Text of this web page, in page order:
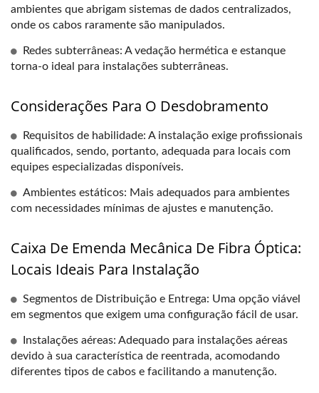
ambientes que abrigam sistemas de dados centralizados,
onde os cabos raramente são manipulados.
Redes subterrâneas: A vedação hermética e estanque
torna-o ideal para instalações subterrâneas.
Considerações Para O Desdobramento
Requisitos de habilidade: A instalação exige profissionais
qualificados, sendo, portanto, adequada para locais com
equipes especializadas disponíveis.
Ambientes estáticos: Mais adequados para ambientes
com necessidades mínimas de ajustes e manutenção.
Caixa De Emenda Mecânica De Fibra Óptica:
Locais Ideais Para Instalação
Segmentos de Distribuição e Entrega: Uma opção viável
em segmentos que exigem uma configuração fácil de usar.
Instalações aéreas: Adequado para instalações aéreas
devido à sua característica de reentrada, acomodando
diferentes tipos de cabos e facilitando a manutenção.